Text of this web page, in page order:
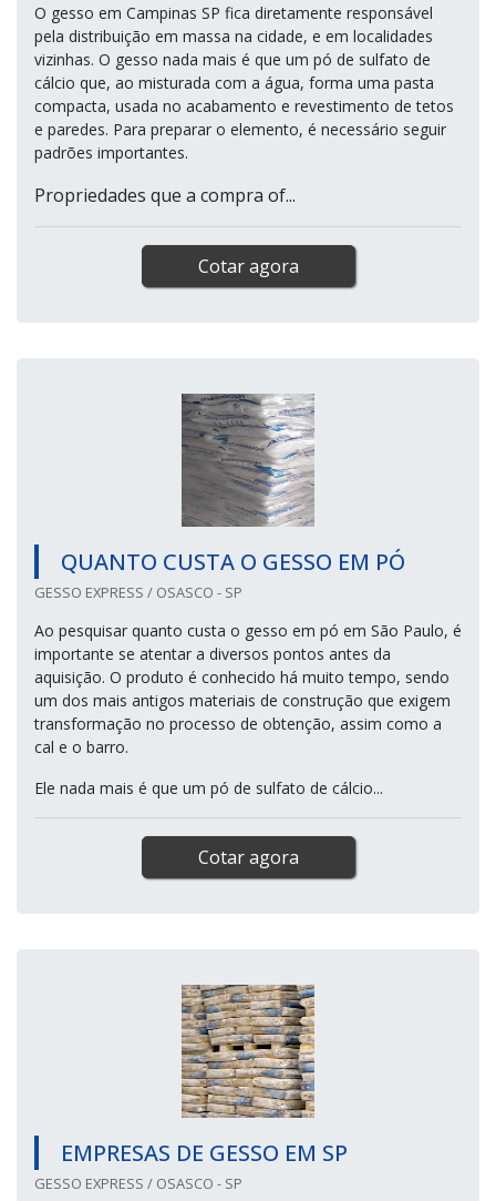
O gesso em Campinas SP fica diretamente responsável
pela distribuição em massa na cidade, e em localidades
vizinhas. O gesso nada mais é que um pó de sulfato de
cálcio que, ao misturada com a água, forma uma pasta
compacta, usada no acabamento e revestimento de tetos
e paredes. Para preparar o elemento, é necessário seguir
padrões importantes.
Propriedades que a compra of...
Cotar agora
QUANTO CUSTA O GESSO EM PÓ
GESSO EXPRESS / OSASCO - SP
Ao pesquisar quanto custa o gesso em pó em São Paulo, é
importante se atentar a diversos pontos antes da
aquisição. O produto é conhecido há muito tempo, sendo
um dos mais antigos materiais de construção que exigem
transformação no processo de obtenção, assim como a
cal e o barro.
Ele nada mais é que um pó de sulfato de cálcio...
Cotar agora
EMPRESAS DE GESSO EM SP
GESSO EXPRESS / OSASCO - SP